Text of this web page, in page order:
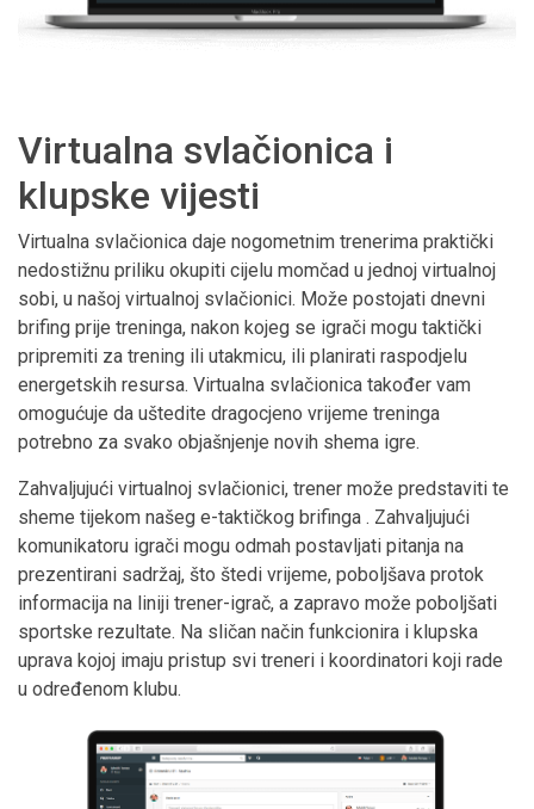
Virtualna svlačionica i
klupske vijesti
Virtualna svlačionica daje nogometnim trenerima praktički
nedostižnu priliku okupiti cijelu momčad u jednoj virtualnoj
sobi, u našoj virtualnoj svlačionici. Može postojati dnevni
brifing prije treninga, nakon kojeg se igrači mogu taktički
pripremiti za trening ili utakmicu, ili planirati raspodjelu
energetskih resursa. Virtualna svlačionica također vam
omogućuje da uštedite dragocjeno vrijeme treninga
potrebno za svako objašnjenje novih shema igre.
Zahvaljujući virtualnoj svlačionici, trener može predstaviti te
sheme tijekom našeg e-taktičkog brifinga . Zahvaljujući
komunikatoru igrači mogu odmah postavljati pitanja na
prezentirani sadržaj, što štedi vrijeme, poboljšava protok
informacija na liniji trener-igrač, a zapravo može poboljšati
sportske rezultate. Na sličan način funkcionira i klupska
uprava kojoj imaju pristup svi treneri i koordinatori koji rade
u određenom klubu.